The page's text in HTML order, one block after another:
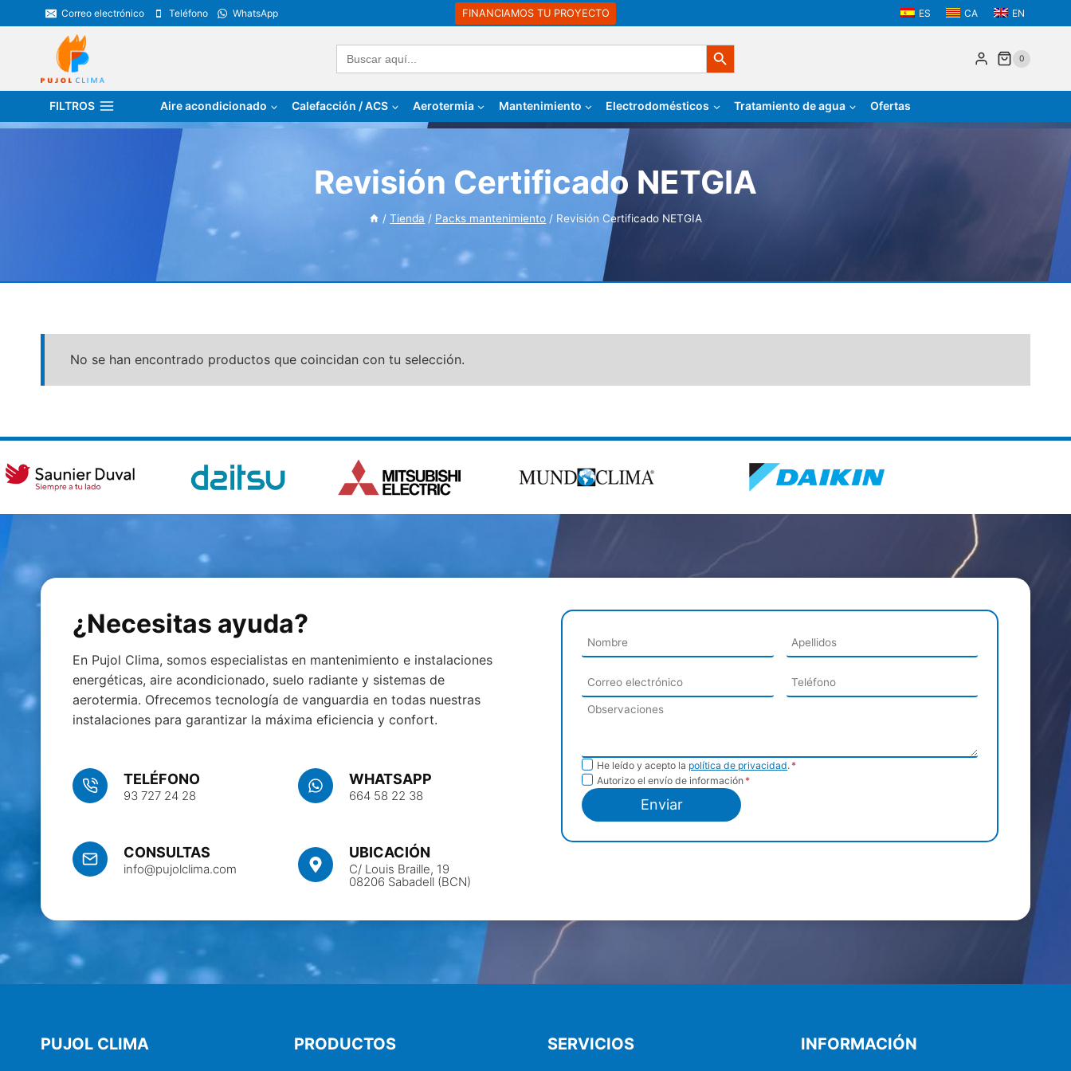
al
contenido
Correo electrónico Teléfono WhatsApp FINANCIAMOS TU PROYECTO ES CA EN
Buscar: Botón de búsqueda
0
FILTROS Aire acondicionado Calefacción / ACS Aerotermia Mantenimiento Electrodomésticos Tratamiento de agua Ofertas
Revisión Certificado NETGIA
/ Tienda / Packs mantenimiento / Revisión Certificado NETGIA
No se han encontrado productos que coincidan con tu selección.
¿Necesitas ayuda?
En Pujol Clima, somos especialistas en mantenimiento e instalaciones
energéticas, aire acondicionado, suelo radiante y sistemas de
aerotermia. Ofrecemos tecnología de vanguardia en todas nuestras
instalaciones para garantizar la máxima eficiencia y confort.
TELÉFONO
93 727 24 28
WHATSAPP
664 58 22 38
CONSULTAS
info@pujolclima.com
UBICACIÓN
C/ Louis Braille, 19
08206 Sabadell (BCN)
Política de
privacidad
He leído y acepto la política de privacidad. *
Envío de
información
Autorizo el envío de información*
Enviar
PUJOL CLIMA PRODUCTOS SERVICIOS INFORMACIÓN